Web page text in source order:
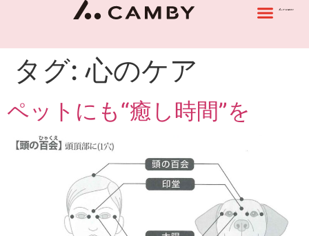
タグ:心のケア
ペットにも“癒し時間”を